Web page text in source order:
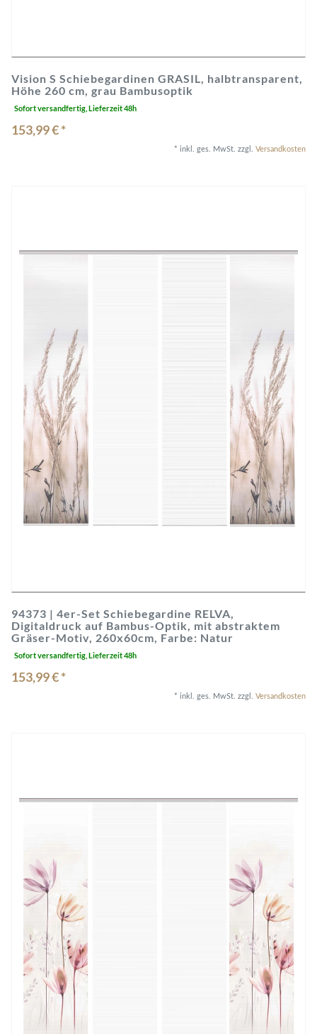
Vision S Schiebegardinen GRASIL, halbtransparent,
Höhe 260 cm, grau Bambusoptik
Sofort versandfertig, Lieferzeit 48h
153,99 € *
* inkl. ges. MwSt. zzgl. Versandkosten
94373 | 4er-Set Schiebegardine RELVA,
Digitaldruck auf Bambus-Optik, mit abstraktem
Gräser-Motiv, 260x60cm, Farbe: Natur
Sofort versandfertig, Lieferzeit 48h
153,99 € *
* inkl. ges. MwSt. zzgl. Versandkosten